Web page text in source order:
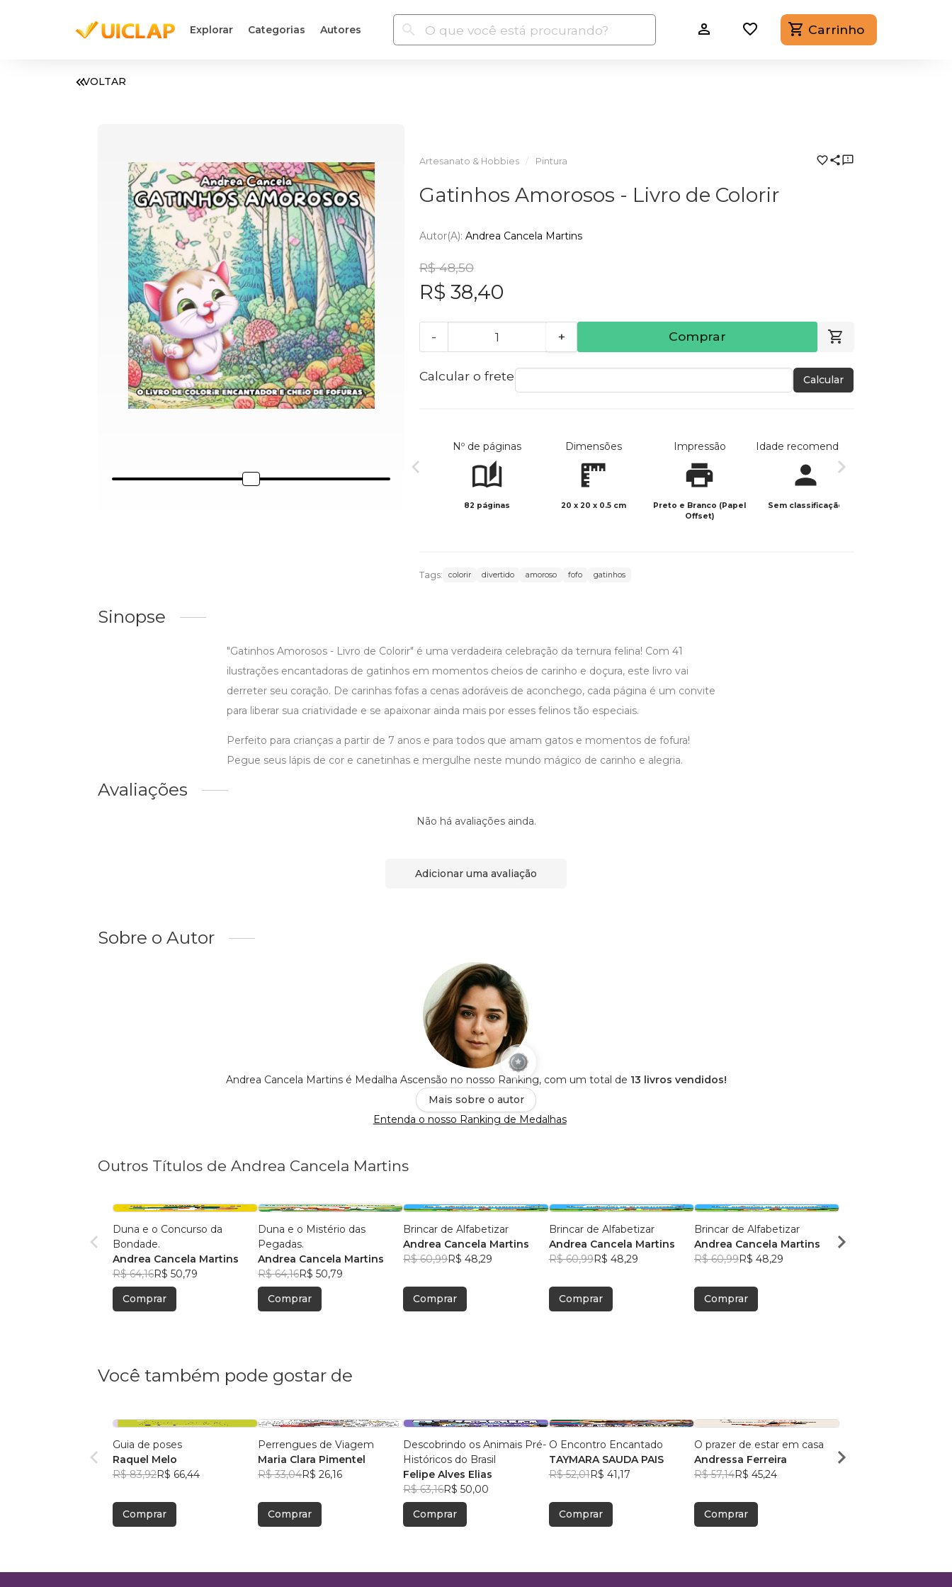
Explorar Categorias Autores Carrinho
VOLTAR
Artesanato & Hobbies Pintura
Gatinhos Amorosos - Livro de Colorir
Autor(a): Andrea Cancela Martins
R$ 48,50
R$ 38,40
- + Comprar
Calcular o frete Calcular
Nº de páginas
82 páginas
Dimensões
20 x 20 x 0.5 cm
Impressão
Preto e Branco (Papel
Offset)
Idade recomendada
Sem classificação
Tags: colorir divertido amoroso fofo gatinhos
Sinopse
"Gatinhos Amorosos - Livro de Colorir" é uma verdadeira celebração da ternura felina! Com 41
ilustrações encantadoras de gatinhos em momentos cheios de carinho e doçura, este livro vai
derreter seu coração. De carinhas fofas a cenas adoráveis de aconchego, cada página é um convite
para liberar sua criatividade e se apaixonar ainda mais por esses felinos tão especiais.
Perfeito para crianças a partir de 7 anos e para todos que amam gatos e momentos de fofura!
Pegue seus lápis de cor e canetinhas e mergulhe neste mundo mágico de carinho e alegria.
Avaliações
Não há avaliações ainda.
Adicionar uma avaliação
Sobre o Autor
Andrea Cancela Martins é Medalha Ascensão no nosso Ranking, com um total de 13 livros vendidos!
Mais sobre o autor
Entenda o nosso Ranking de Medalhas
Outros Títulos de Andrea Cancela Martins
Duna e o Concurso da
Bondade.
Andrea Cancela Martins
R$ 64,16R$ 50,79
Comprar
Duna e o Mistério das
Pegadas.
Andrea Cancela Martins
R$ 64,16R$ 50,79
Comprar
Brincar de Alfabetizar
Andrea Cancela Martins
R$ 60,99R$ 48,29
Comprar
Brincar de Alfabetizar
Andrea Cancela Martins
R$ 60,99R$ 48,29
Comprar
Brincar de Alfabetizar
Andrea Cancela Martins
R$ 60,99R$ 48,29
Comprar
Andrea Cancela
Você também pode gostar de
Guia de poses
Raquel Melo
R$ 83,92R$ 66,44
Comprar
Perrengues de Viagem
Maria Clara Pimentel
R$ 33,04R$ 26,16
Comprar
Descobrindo os Animais Pré-
Históricos do Brasil
Felipe Alves Elias
R$ 63,16R$ 50,00
Comprar
O Encontro Encantado
TAYMARA SAUDA PAIS
R$ 52,01R$ 41,17
Comprar
O prazer de estar em casa
Andressa Ferreira
R$ 57,14R$ 45,24
Comprar
Priscilla Merrifield